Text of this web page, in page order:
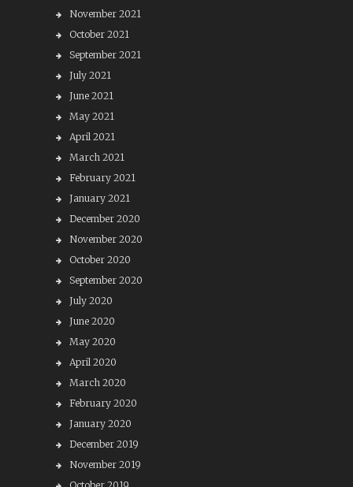
November 2021
October 2021
September 2021
July 2021
June 2021
May 2021
April 2021
March 2021
February 2021
January 2021
December 2020
November 2020
October 2020
September 2020
July 2020
June 2020
May 2020
April 2020
March 2020
February 2020
January 2020
December 2019
November 2019